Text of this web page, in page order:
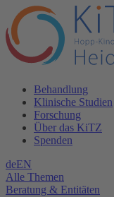
Behandlung
Klinische Studien
Forschung
Über das KiTZ
Spenden
deEN
Alle Themen
Beratung & Entitäten